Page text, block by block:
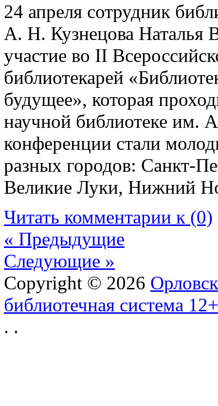
24 апреля сотрудник
А. Н. Кузнецова Наталья
участие во II
библиотекарей
будущее», которая
научной библиотеке им.
конференции стали
разных городов: Санкт-
Великие Луки, Нижний
Читать комментарии к (0)
« Предыдущие
Следующие »
Copyright © 2026
библиотечная система 12+
. .